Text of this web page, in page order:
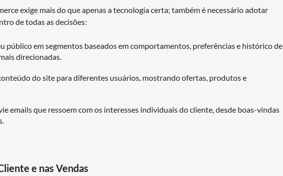
exige mais do que apenas a tecnologia certa; também é necessário adotar
de todas as decisões:
público em segmentos baseados em comportamentos, preferências e histórico de
direcionadas.
do site para diferentes usuários, mostrando ofertas, produtos e
emails que ressoem com os interesses individuais do cliente, desde boas-vindas
e nas Vendas